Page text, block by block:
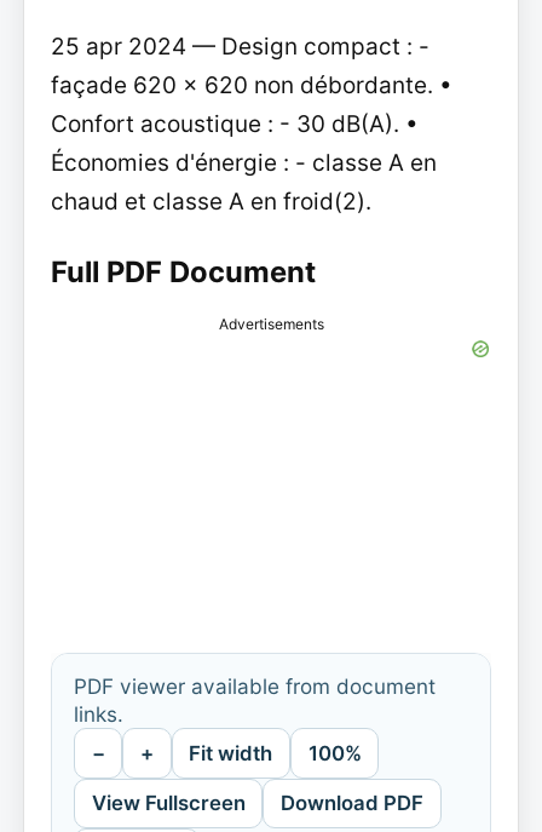
25 apr 2024 — Design compact : -
façade 620 x 620 non débordante. •
Confort acoustique : - 30 dB(A). •
Économies d'énergie : - classe A en
chaud et classe A en froid(2).
Full PDF Document
Advertisements
PDF viewer available from document
links.
− + Fit width 100%
View Fullscreen Download PDF